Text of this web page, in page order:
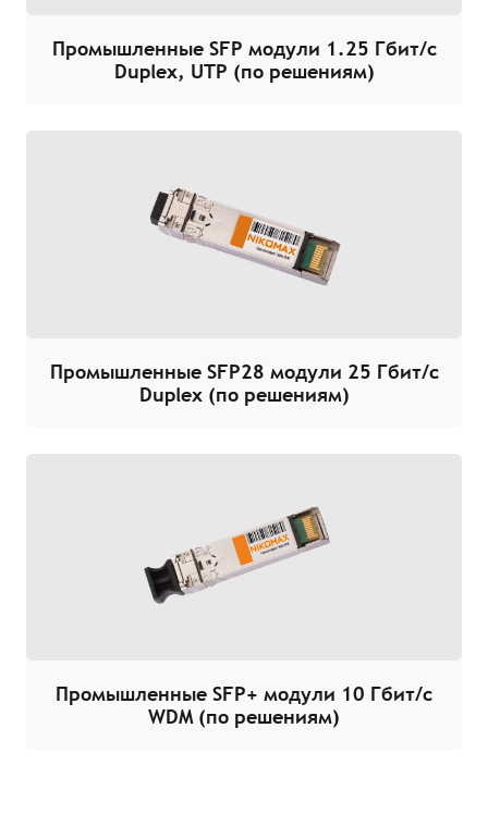
Промышленные SFP модули 1.25 Гбит/с
Duplex, UTP (по решениям)
Промышленные SFP28 модули 25 Гбит/с
Duplex (по решениям)
Промышленные SFP+ модули 10 Гбит/с
WDM (по решениям)